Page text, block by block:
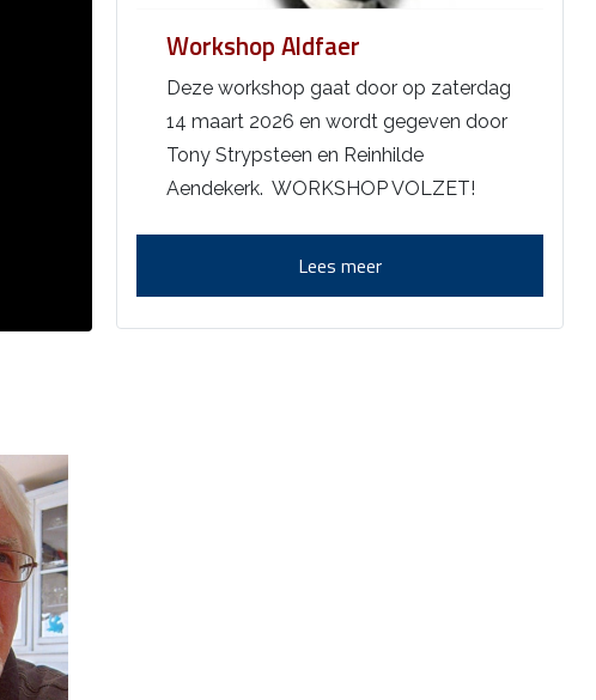
Workshop Aldfaer
Deze workshop gaat door op zaterdag
14 maart 2026 en wordt gegeven door
Tony Strypsteen en Reinhilde
Aendekerk. WORKSHOP VOLZET!
Lees meer